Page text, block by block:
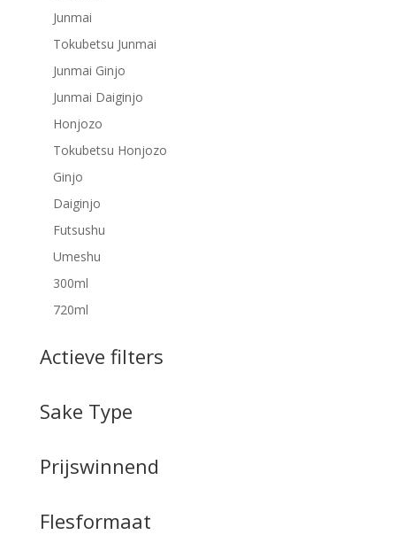
Junmai
Tokubetsu Junmai
Junmai Ginjo
Junmai Daiginjo
Honjozo
Tokubetsu Honjozo
Ginjo
Daiginjo
Futsushu
Umeshu
300ml
720ml
Actieve filters
Sake Type
Prijswinnend
Flesformaat